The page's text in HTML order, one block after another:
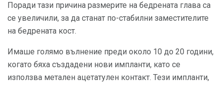
Поради тази причина размерите на бедрената глава са
се увеличили, за да станат по-стабилни заместителите
на бедрената кост.
Имаше голямо вълнение преди около 10 до 20 години,
когато бяха създадени нови импланти, като се
използва метален ацетатулен контакт. Тези импланти,